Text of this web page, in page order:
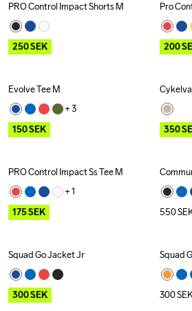
Outlet
PRO Control Impact Shorts M
250SEK
Pro
200
Outlet
Evolve Tee M
+ 3
150SEK 350
Outlet
PRO Control Impact Ss Tee M
+ 1
175SEK
550
Outlet
Squad Go Jacket Jr
300SEK
Squad
300